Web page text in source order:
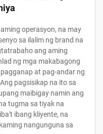
operasyon, na may
sa ilalim ng brand na
ang aming
ng mga makabagong
at pag-andar ng
pagsisikap na ito sa
maibigay namin ang
tugma sa tiyak na
ibang kliyente, na
nangunguna sa